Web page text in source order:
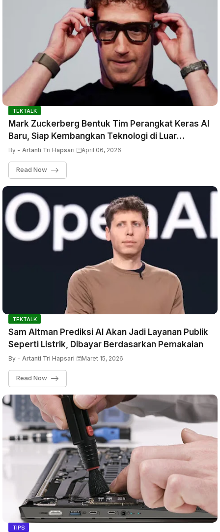
TEKTALK
Mark Zuckerberg Bentuk Tim Perangkat Keras AI
Baru, Siap Kembangkan Teknologi di Luar
Kacamata Pintar
By - Artanti Tri Hapsari April 06, 2026
Read Now
TEKTALK
Sam Altman Prediksi AI Akan Jadi Layanan Publik
Seperti Listrik, Dibayar Berdasarkan Pemakaian
By - Artanti Tri Hapsari Maret 15, 2026
Read Now
TIPS